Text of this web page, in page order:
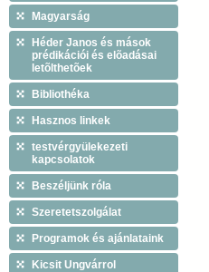
Magyarság
Héder Janos és mások
prédikációi és elõadásai
letõlthetõek
Bibliothéka
Hasznos linkek
testvérgyülekezeti
kapcsolatok
Beszéljünk róla
Szeretetszolgálat
Programok és ajánlataink
Kicsit Ungvárrol